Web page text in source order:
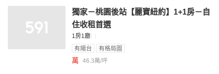
獨家－桃園後站【麗寶紐約】1+1房－自
住收租首選
1房1廳
有陽台
有格局圖
萬 46.3萬/坪